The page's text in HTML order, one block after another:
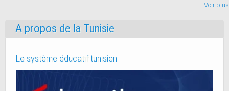
Voir plus
A propos de la Tunisie
Le système éducatif tunisien